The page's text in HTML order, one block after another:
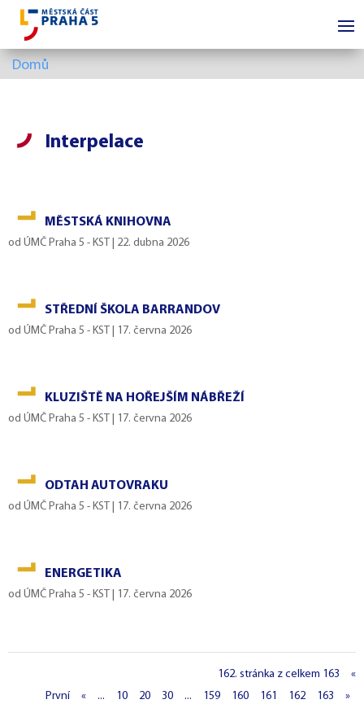
Domů
Interpelace
MĚSTSKÁ KNIHOVNA
od ÚMČ Praha 5 - KST 22. dubna 2026
STŘEDNÍ ŠKOLA BARRANDOV
od ÚMČ Praha 5 - KST 17. června 2026
KLUZIŠTĚ NA HOŘEJŠÍM NÁBŘEŽÍ
od ÚMČ Praha 5 - KST 17. června 2026
ODTAH AUTOVRAKU
od ÚMČ Praha 5 - KST 17. června 2026
ENERGETIKA
od ÚMČ Praha 5 - KST 17. června 2026
162. stránka z celkem 163
«
První
« ... 10 20 30 ... 159 160 161 162 163 »